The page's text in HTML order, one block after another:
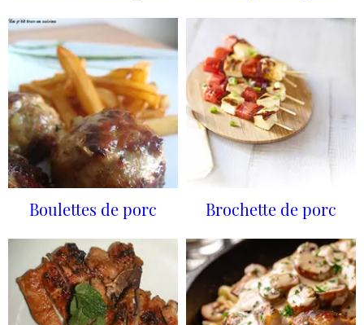
Boulettes de porc Brochette de porc